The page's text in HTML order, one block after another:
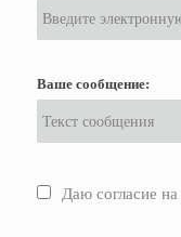
Ваше сообщение:
Даю согласие на